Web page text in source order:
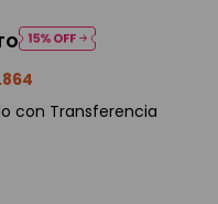
con Transferencia